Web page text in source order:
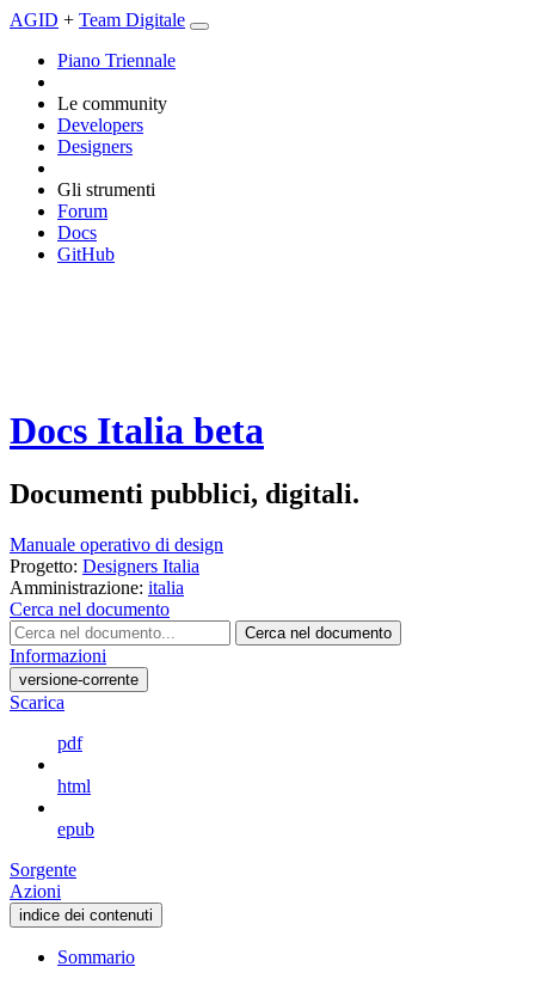
AGID + Team Digitale
Piano Triennale
Le community
Developers
Designers
Gli strumenti
Forum
Docs
GitHub
Docs Italia beta
Documenti pubblici, digitali.
Manuale operativo di design
Progetto: Designers Italia
Amministrazione: italia
Cerca nel documento
Cerca nel documento
Informazioni
versione-corrente
Scarica
pdf
html
epub
Sorgente
Azioni
indice dei contenuti
Sommario